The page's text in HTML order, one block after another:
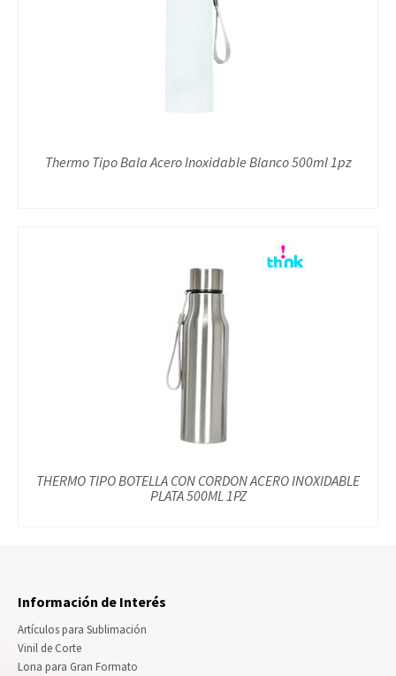
Thermo Tipo Bala Acero Inoxidable Blanco 500ml 1pz
THERMO TIPO BOTELLA CON CORDON ACERO INOXIDABLE
PLATA 500ML 1PZ
Información de Interés
Artículos para Sublimación
Vinil de Corte
Lona para Gran Formato